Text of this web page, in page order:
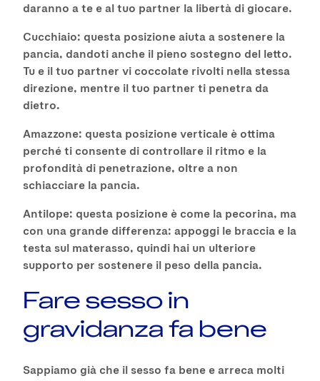
daranno a te e al tuo partner la libertà di giocare.
Cucchiaio: questa posizione aiuta a sostenere la
pancia, dandoti anche il pieno sostegno del letto.
Tu e il tuo partner vi coccolate rivolti nella stessa
direzione, mentre il tuo partner ti penetra da
dietro.
Amazzone: questa posizione verticale è ottima
perché ti consente di controllare il ritmo e la
profondità di penetrazione, oltre a non
schiacciare la pancia.
Antilope: questa posizione è come la pecorina, ma
con una grande differenza: appoggi le braccia e la
testa sul materasso, quindi hai un ulteriore
supporto per sostenere il peso della pancia.
Fare sesso in
gravidanza fa bene
Sappiamo già che il sesso fa bene e arreca molti